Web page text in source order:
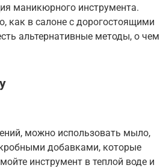
маникюрного инструмента.
как в салоне с дорогостоящими
альтернативные методы, о чем
можно использовать мыло,
добавками, которые
инструмент в теплой воде и